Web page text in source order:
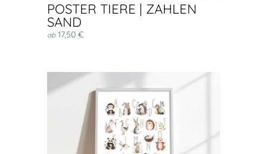
POSTER TIERE | ZAHLEN
SAND
ab17,50 €